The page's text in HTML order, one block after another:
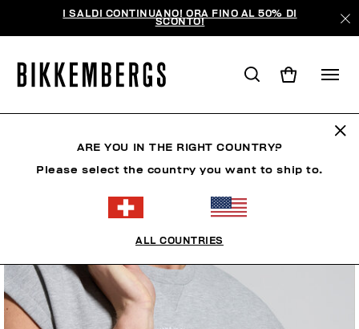
I SALDI CONTINUANO! ORA FINO AL 50% DI
SCONTO!
ARE YOU IN THE RIGHT COUNTRY?
Please select the country you want to ship to.
ALL COUNTRIES